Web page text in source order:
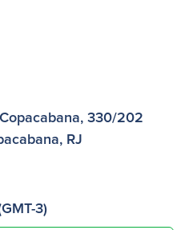
330/202
RJ
3)